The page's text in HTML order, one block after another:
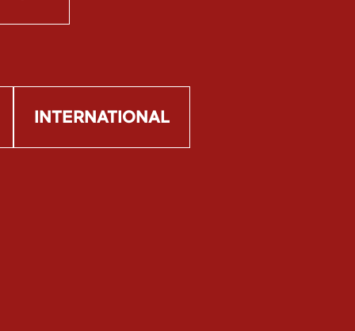
INTERNATIONAL